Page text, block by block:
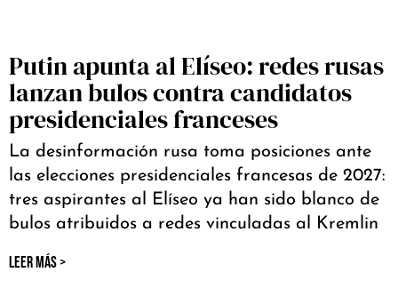
Putin apunta al Elíseo: redes rusas
lanzan bulos contra candidatos
presidenciales franceses
La desinformación rusa toma posiciones ante
las elecciones presidenciales francesas de 2027:
tres aspirantes al Elíseo ya han sido blanco de
bulos atribuidos a redes vinculadas al Kremlin
LEER MÁS >